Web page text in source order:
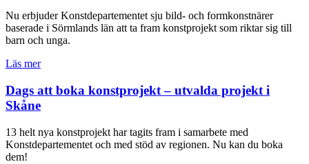
Nu erbjuder Konstdepartementet sju bild- och formkonstnärer
baserade i Sörmlands län att ta fram konstprojekt som riktar sig till
barn och unga.
Läs mer
Dags att boka konstprojekt – utvalda projekt i
Skåne
13 helt nya konstprojekt har tagits fram i samarbete med
Konstdepartementet och med stöd av regionen. Nu kan du boka
dem!